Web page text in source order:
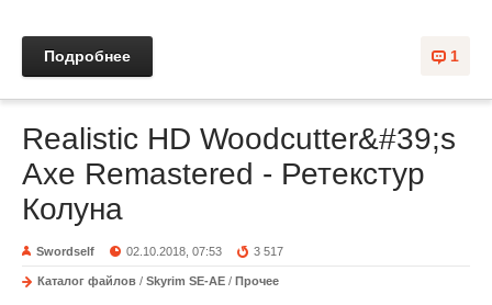
1
Подробнее
Realistic HD Woodcutter&#39;s
Axe Remastered - Ретекстур
Колуна
Swordself 02.10.2018, 07:53 3 517
Каталог файлов / Skyrim SE-AE / Прочее